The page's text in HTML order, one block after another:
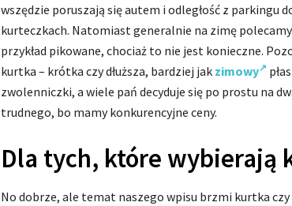
wszędzie poruszają się autem i odległość z parkingu
kurteczkach. Natomiast generalnie na zimę
przykład pikowane, chociaż to nie jest konieczne.
kurtka – krótka czy dłuższa, bardziej jak zimowy
zwolenniczki, a wiele pań decyduje się po prostu na
trudnego, bo mamy konkurencyjne ceny.
Dla tych, które wybierają
No dobrze, ale temat naszego wpisu brzmi kurtka